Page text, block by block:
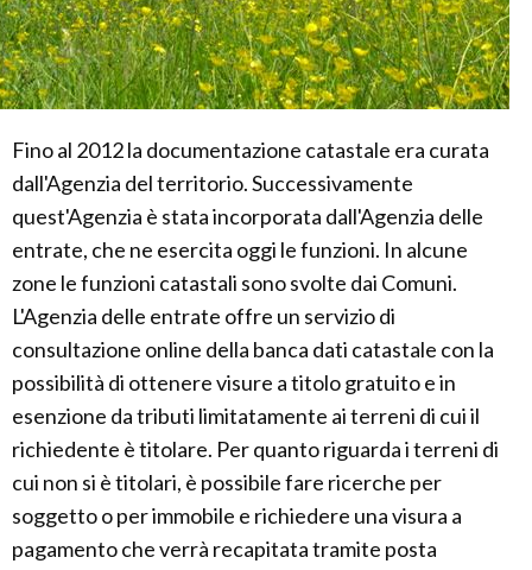
Fino al 2012 la documentazione catastale era curata
dall'Agenzia del territorio. Successivamente
quest'Agenzia è stata incorporata dall'Agenzia delle
entrate, che ne esercita oggi le funzioni. In alcune
zone le funzioni catastali sono svolte dai Comuni.
L'Agenzia delle entrate offre un servizio di
consultazione online della banca dati catastale con la
possibilità di ottenere visure a titolo gratuito e in
esenzione da tributi limitatamente ai terreni di cui il
richiedente è titolare. Per quanto riguarda i terreni di
cui non si è titolari, è possibile fare ricerche per
soggetto o per immobile e richiedere una visura a
pagamento che verrà recapitata tramite posta